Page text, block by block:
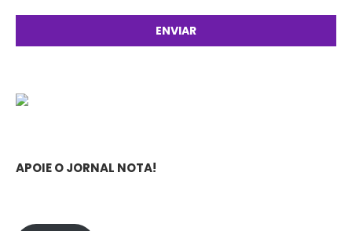
APOIE O JORNAL NOTA!